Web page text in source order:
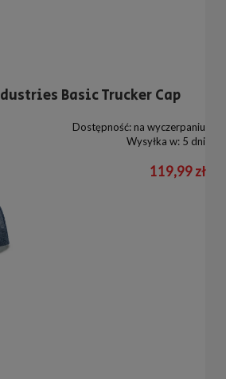
Basic Trucker Cap
Dostępność: na wyczerpaniu
Wysyłka w: 5 dni
119,99 zł